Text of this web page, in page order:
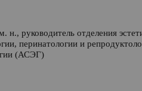
н., руководитель отделения
перинатологии и
(АСЭГ)